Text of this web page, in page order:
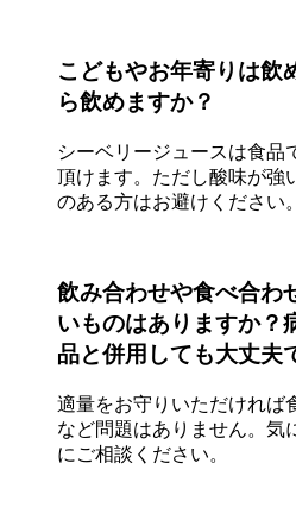
こどもやお年寄りは飲
ら飲めますか？
シーベリージュースは食品
頂けます。ただし酸味が強
のある方はお避けください。
飲み合わせや食べ合わ
いものはありますか？
品と併用しても大丈夫
適量をお守りいただければ
など問題はありません。気
にご相談ください。